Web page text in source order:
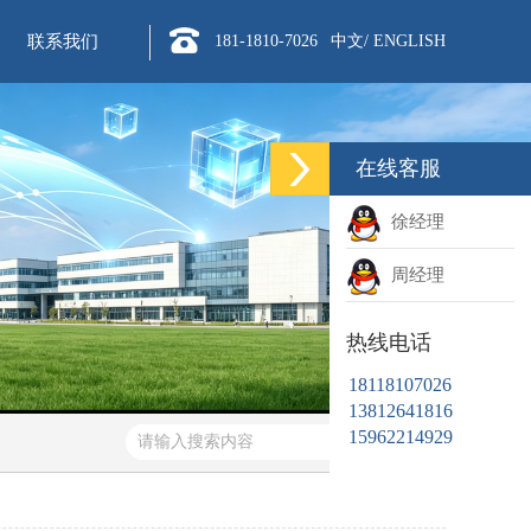
181-1810-7026 中文/ ENGLISH
联系我们
在线客服
徐经理
周经理
热线电话
18118107026
13812641816
15962214929